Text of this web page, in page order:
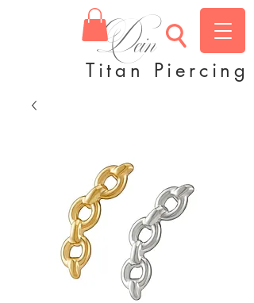
Titan Piercing
Dein